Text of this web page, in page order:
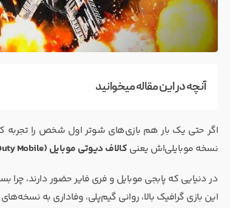
آنچه در این مقاله میخوانید
نسخه موبایلی‌اش یعنی کالاف دیوتی موبایل (Call of Duty Mobile)
در دنیایی که پابجی موبایل و فری فایر حضور دارند،
این بازی گرافیک بالا، روانی گیم‌پلی، وفاداری به